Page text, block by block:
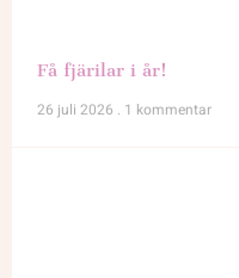
Få fjärilar i år!
26 juli 2026
1 kommentar